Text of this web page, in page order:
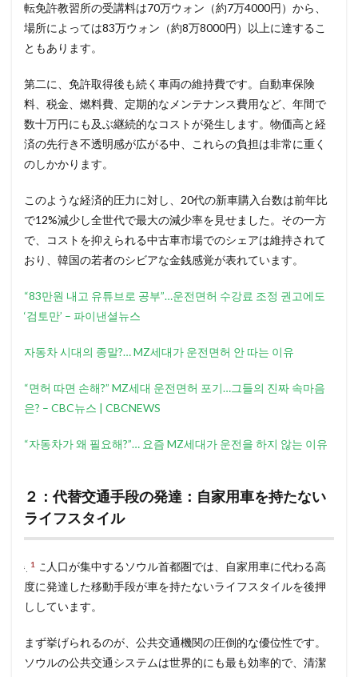
転免許教習所の受講料は70万ウォン（約7万4000円）から、
場所によっては83万ウォン（約8万8000円）以上に達するこ
ともあります。
第二に、免許取得後も続く車両の維持費です。自動車保険
料、税金、燃料費、定期的なメンテナンス費用など、年間で
数十万円にも及ぶ継続的なコストが発生します。物価高と経
済の先行き不透明感が広がる中、これらの負担は非常に重く
のしかかります。
このような経済的圧力に対し、20代の新車購入台数は前年比
で12%減少し全世代で最大の減少率を見せました。その一方
で、コストを抑えられる中古車市場でのシェアは維持されて
おり、韓国の若者のシビアな金銭感覚が表れています。
“83만원 내고 유튜브로 공부”…운전면허 수강료 조정 권고에도
‘검토만’ – 파이낸셜뉴스
자동차 시대의 종말?… MZ세대가 운전면허 안 따는 이유
“면허 따면 손해?” MZ세대 운전면허 포기…그들의 진짜 속마음
은? – CBC뉴스 | CBCNEWS
“자동차가 왜 필요해?”… 요즘 MZ세대가 운전을 하지 않는 이유
２：代替交通手段の発達：自家用車を持たない
ライフスタイル
特に人口が集中するソウル首都圏では、自家用車に代わる高
度に発達した移動手段が車を持たないライフスタイルを後押
ししています。
まず挙げられるのが、公共交通機関の圧倒的な優位性です。
ソウルの公共交通システムは世界的にも最も効率的で、清潔